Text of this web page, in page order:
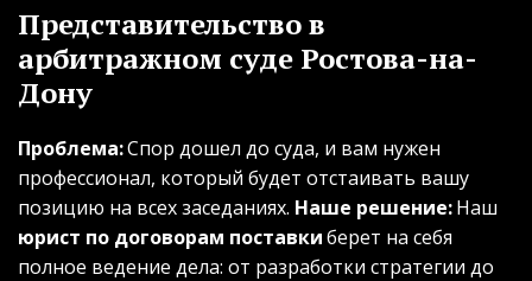
Представительство в
арбитражном суде Ростова-на-
Дону
Проблема: Спор дошел до суда, и вам нужен
профессионал, который будет отстаивать вашу
позицию на всех заседаниях. Наше решение:
юрист по договорам поставки берет на себя
полное ведение дела: от разработки стратегии до